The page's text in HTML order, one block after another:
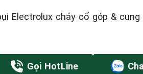
Electrolux cháy cổ góp &
Gọi HotLine